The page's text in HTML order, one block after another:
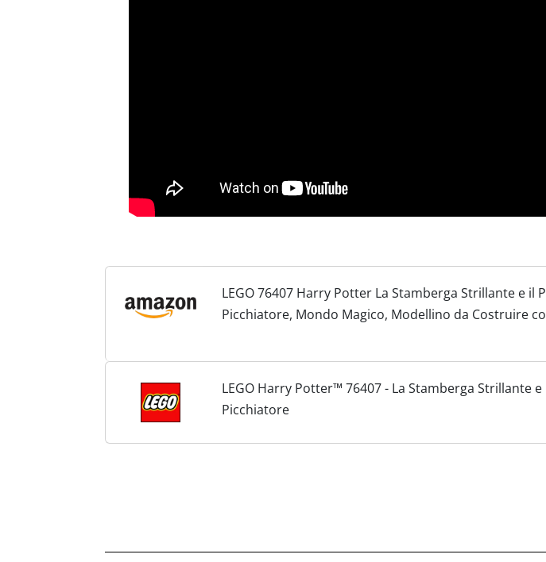
LEGO 76407 Harry Potter La Stamberga Strillante e il
Picchiatore, Mondo Magico, Modellino da Costruire
LEGO Harry Potter™ 76407 - La Stamberga Strillante
Picchiatore